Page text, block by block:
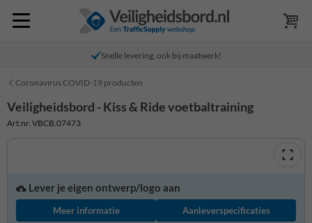
Snelle levering, ook bij maatwerk!
Coronavirus COVID-19 producten
Veiligheidsbord - Kiss & Ride voetbaltraining
Art.nr. VBCB.07473
Lever je eigen ontwerp/logo aan
Meer informatie Aanleverspecificaties